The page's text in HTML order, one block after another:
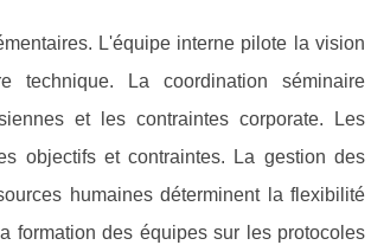
L'équipe interne pilote la vision
technique. La coordination séminaire
et les contraintes corporate. Les
objectifs et contraintes. La gestion des
humaines déterminent la flexibilité
formation des équipes sur les protocoles